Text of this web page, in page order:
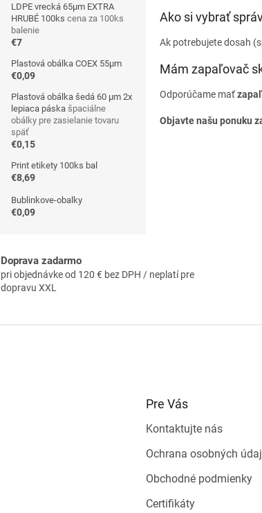
LDPE vrecká 65μm EXTRA
HRUBÉ 100ks cena za 100ks
balenie
€7
Plastová obálka COEX 55µm
€0,09
Plastová obálka šedá 60 µm 2x
lepiaca páska špaciálne
obálky pre zasielanie tovaru
späť
€0,15
Print etikety 100ks bal
€8,69
Bublinkove-obalky
€0,09
Ako si vybrať
Ak potrebujete dosah
Mám zapaľovač
Odporúčame mať
Objavte našu ponuku
Doprava zadarmo
pri objednávke od 120 € bez DPH / neplatí pre
dopravu XXL
Pre Vás
Kontaktujte nás
Ochrana osobných
Obchodné podmienky
Certifikáty